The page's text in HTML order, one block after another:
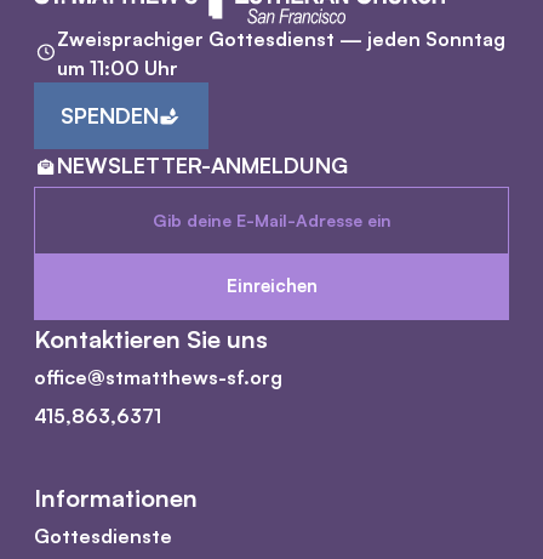
Zweisprachiger Gottesdienst — jeden Sonntag
um 11:00 Uhr
NEWSLETTER-ANMELDUNG
SPENDEN
Kontaktieren Sie uns
office@stmatthews-sf.org
415,863,6371
Informationen
Gottesdienste